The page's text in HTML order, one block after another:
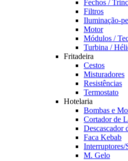
Fechos /
Filtros
Iluminação-
Motor
Módulos /
Turbina /
Fritadeira
Cestos
Misturadores
Resistências
Termostato
Hotelaria
Bombas e
Cortador de
Descascador
Faca Kebab
Interruptores/
M. Gelo